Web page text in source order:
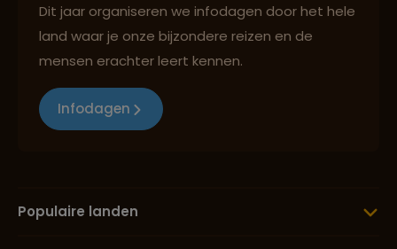
Dit jaar organiseren we infodagen door het hele
land waar je onze bijzondere reizen en de
mensen erachter leert kennen.
Infodagen
Populaire landen